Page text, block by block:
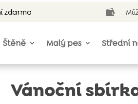
zdarma 
Štěně Malý pes Střední
Vánoční